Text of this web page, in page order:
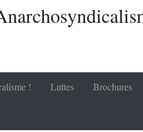
! Luttes Brochures